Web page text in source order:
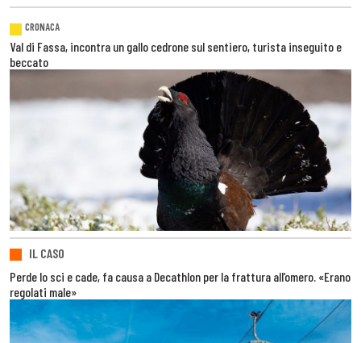
CRONACA
Val di Fassa, incontra un gallo cedrone sul sentiero, turista inseguito e
beccato
IL CASO
Perde lo sci e cade, fa causa a Decathlon per la frattura all’omero. «Erano
regolati male»